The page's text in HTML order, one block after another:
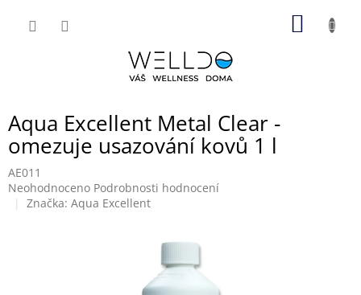
Aqua Excellent Metal Clear -
omezuje usazování kovů 1 l
AE011
Průměrné
hodnocení
Neohodnoceno Podrobnosti hodnocení
Značka: Aqua Excellent